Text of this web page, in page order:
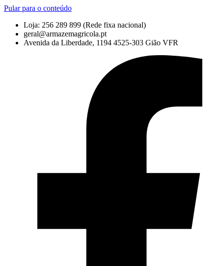
Pular para o conteúdo
Loja: 256 289 899 (Rede fixa nacional)
geral@armazemagricola.pt
Avenida da Liberdade, 1194 4525-303 Gião VFR